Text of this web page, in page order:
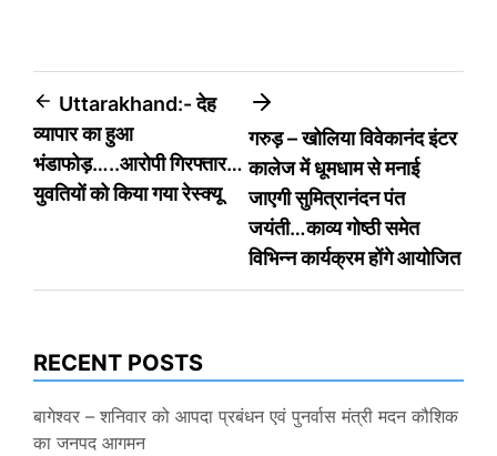
Post
navigation
Uttarakhand:- देह
व्यापार का हुआ
भंडाफोड़…..आरोपी गिरफ्तार…
युवतियों को किया गया रेस्क्यू
गरुड़ – खोलिया विवेकानंद इंटर
कालेज में धूमधाम से मनाई
जाएगी सुमित्रानंदन पंत
जयंती…काव्य गोष्ठी समेत
विभिन्न कार्यक्रम होंगे आयोजित
RECENT POSTS
बागेश्वर – शनिवार को आपदा प्रबंधन एवं पुनर्वास मंत्री मदन कौशिक
का जनपद आगमन